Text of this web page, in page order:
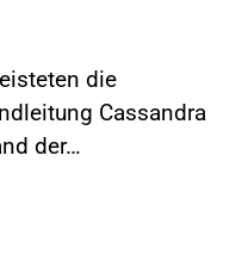
die
Cassandra
der…